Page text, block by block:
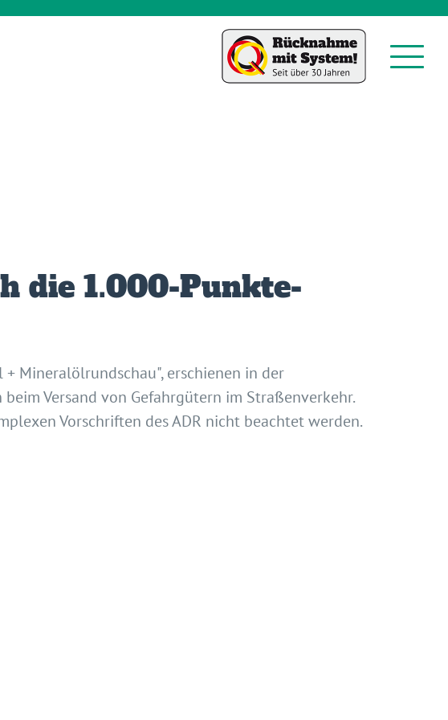
die 1.000-Punkte-
Mineralölrundschau", erschienen in der
Versand von Gefahrgütern im Straßenverkehr.
Vorschriften des ADR nicht beachtet werden.